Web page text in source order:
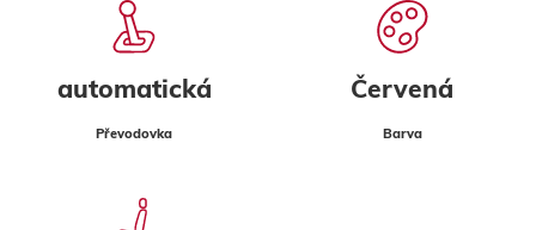
automatická
Převodovka
Červená
Barva